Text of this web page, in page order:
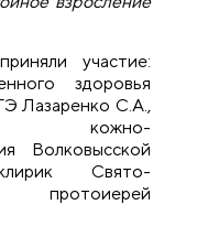
участие:
здоровья
Лазаренко С.А.,
кожно-
Волковысской
Свято-
протоиерей